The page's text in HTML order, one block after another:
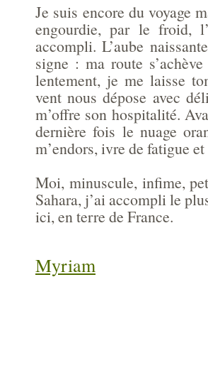
Je suis encore du voyage
engourdie, par le froid,
accompli. L’aube
signe : ma route
lentement, je me laisse
vent nous dépose avec
m’offre son hospitalité.
dernière fois le nuage
m’endors, ivre de fatigue
Moi, minuscule, infime,
Sahara, j’ai accompli le
ici, en terre de France.
Myriam